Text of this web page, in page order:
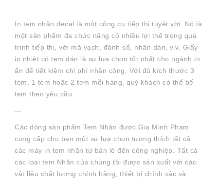
—
In tem nhãn decal là một công cụ tiếp thị tuyệt vời. Nó là
một sản phẩm đa chức năng có nhiều lợi thế trong quá
trình tiếp thị, với mã vạch, đánh số, nhãn dán, v.v. Giấy
in nhiệt có tem dán là sự lựa chọn tốt nhất cho ngành in
ấn để tiết kiệm chi phí nhân công. Với đủ kích thước 3
tem, 1 tem hoặc 2 tem mỗi hàng, quý khách có thể bế
tem theo yêu cầu
—
Các dòng sản phẩm Tem Nhãn được Gia Minh Phạm
cung cấp cho bạn một sự lựa chọn tương thích tất cả
các máy in tem nhãn từ bán lẻ đến công nghiệp. Tất cả
các loại tem Nhãn của chúng tôi được sản xuất với các
vật liệu chất lượng chính hãng, thiết bị chính xác và